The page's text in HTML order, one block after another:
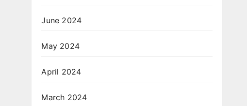
June 2024
May 2024
April 2024
March 2024